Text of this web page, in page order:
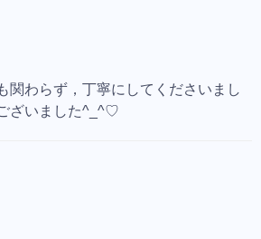
関わらず，丁寧にしてくださいまし
ざいました^_^♡